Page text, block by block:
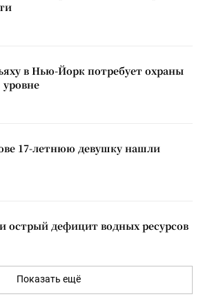
в Нью-Йорк потребует охраны
17-летнюю девушку нашли
острый дефицит водных ресурсов
Показать ещё